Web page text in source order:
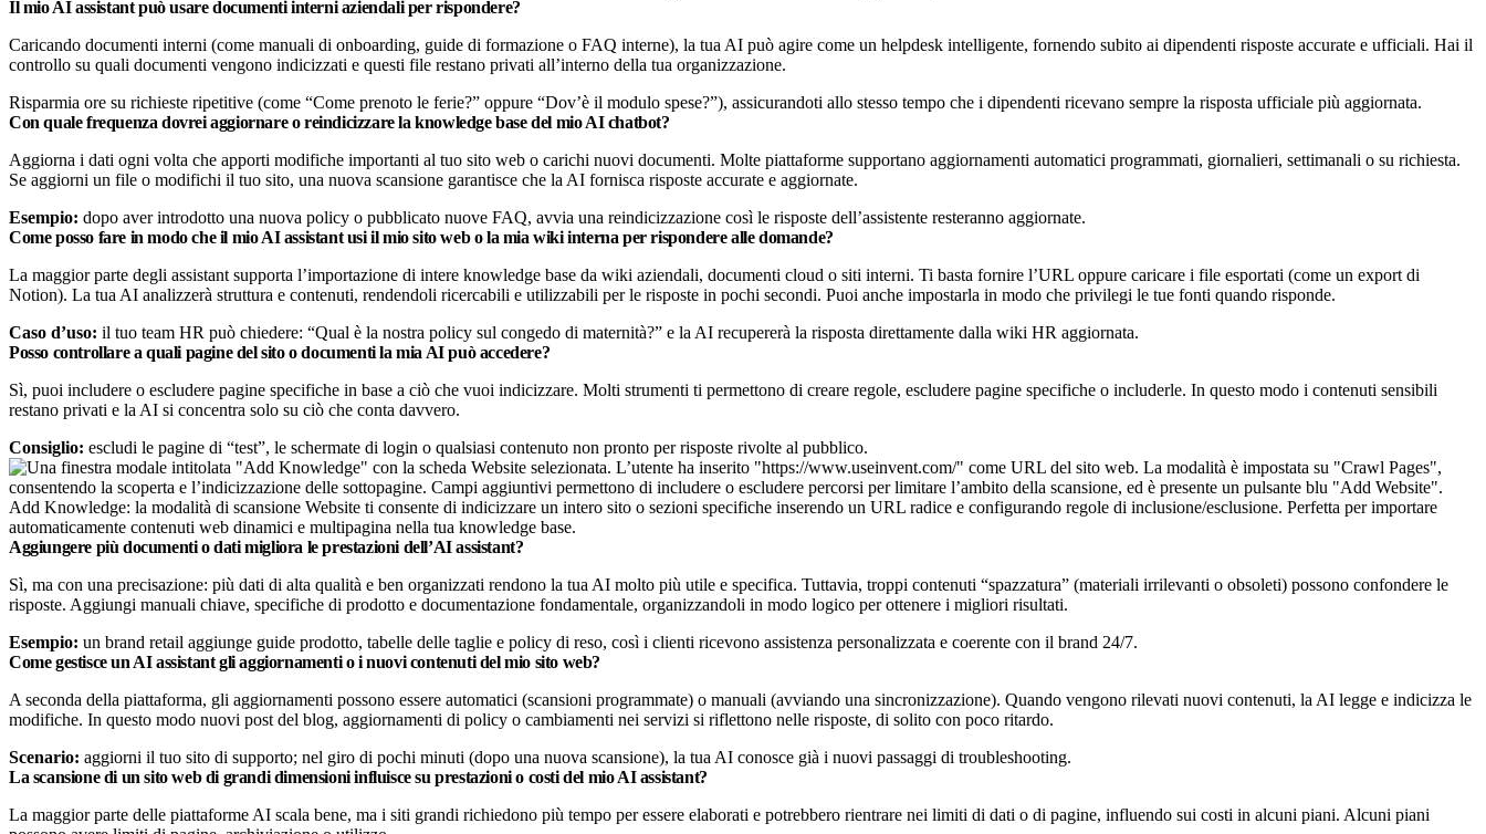
Il mio AI assistant può usare documenti interni aziendali per rispondere?
Caricando documenti interni (come manuali di onboarding, guide di formazione o FAQ interne), la tua AI può agire come un helpdesk intelligente, fornendo subito ai dipendenti risposte accurate e ufficiali. Hai il
controllo su quali documenti vengono indicizzati e questi file restano privati all’interno della tua organizzazione.
Risparmia ore su richieste ripetitive (come “Come prenoto le ferie?” oppure “Dov’è il modulo spese?”), assicurandoti allo stesso tempo che i dipendenti ricevano sempre la risposta ufficiale più aggiornata.
Con quale frequenza dovrei aggiornare o reindicizzare la knowledge base del mio AI chatbot?
Aggiorna i dati ogni volta che apporti modifiche importanti al tuo sito web o carichi nuovi documenti. Molte piattaforme supportano aggiornamenti automatici programmati, giornalieri, settimanali o su richiesta.
Se aggiorni un file o modifichi il tuo sito, una nuova scansione garantisce che la AI fornisca risposte accurate e aggiornate.
Esempio: dopo aver introdotto una nuova policy o pubblicato nuove FAQ, avvia una reindicizzazione così le risposte dell’assistente resteranno aggiornate.
Come posso fare in modo che il mio AI assistant usi il mio sito web o la mia wiki interna per rispondere alle domande?
La maggior parte degli assistant supporta l’importazione di intere knowledge base da wiki aziendali, documenti cloud o siti interni. Ti basta fornire l’URL oppure caricare i file esportati (come un export di
Notion). La tua AI analizzerà struttura e contenuti, rendendoli ricercabili e utilizzabili per le risposte in pochi secondi. Puoi anche impostarla in modo che privilegi le tue fonti quando risponde.
Caso d’uso: il tuo team HR può chiedere: “Qual è la nostra policy sul congedo di maternità?” e la AI recupererà la risposta direttamente dalla wiki HR aggiornata.
Posso controllare a quali pagine del sito o documenti la mia AI può accedere?
Sì, puoi includere o escludere pagine specifiche in base a ciò che vuoi indicizzare. Molti strumenti ti permettono di creare regole, escludere pagine specifiche o includerle. In questo modo i contenuti sensibili
restano privati e la AI si concentra solo su ciò che conta davvero.
Consiglio: escludi le pagine di “test”, le schermate di login o qualsiasi contenuto non pronto per risposte rivolte al pubblico.
Add Knowledge: la modalità di scansione Website ti consente di indicizzare un intero sito o sezioni specifiche inserendo un URL radice e configurando regole di inclusione/esclusione. Perfetta per importare
automaticamente contenuti web dinamici e multipagina nella tua knowledge base.
Aggiungere più documenti o dati migliora le prestazioni dell’AI assistant?
Sì, ma con una precisazione: più dati di alta qualità e ben organizzati rendono la tua AI molto più utile e specifica. Tuttavia, troppi contenuti “spazzatura” (materiali irrilevanti o obsoleti) possono confondere le
risposte. Aggiungi manuali chiave, specifiche di prodotto e documentazione fondamentale, organizzandoli in modo logico per ottenere i migliori risultati.
Esempio: un brand retail aggiunge guide prodotto, tabelle delle taglie e policy di reso, così i clienti ricevono assistenza personalizzata e coerente con il brand 24/7.
Come gestisce un AI assistant gli aggiornamenti o i nuovi contenuti del mio sito web?
A seconda della piattaforma, gli aggiornamenti possono essere automatici (scansioni programmate) o manuali (avviando una sincronizzazione). Quando vengono rilevati nuovi contenuti, la AI legge e indicizza le
modifiche. In questo modo nuovi post del blog, aggiornamenti di policy o cambiamenti nei servizi si riflettono nelle risposte, di solito con poco ritardo.
Scenario: aggiorni il tuo sito di supporto; nel giro di pochi minuti (dopo una nuova scansione), la tua AI conosce già i nuovi passaggi di troubleshooting.
La scansione di un sito web di grandi dimensioni influisce su prestazioni o costi del mio AI assistant?
La maggior parte delle piattaforme AI scala bene, ma i siti grandi richiedono più tempo per essere elaborati e potrebbero rientrare nei limiti di dati o di pagine, influendo sui costi in alcuni piani. Alcuni piani